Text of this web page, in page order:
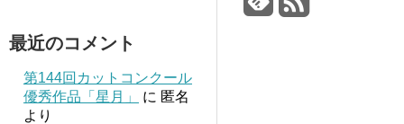
最近のコメント
第144回カットコンクール
優秀作品「星月」
に 匿名
より